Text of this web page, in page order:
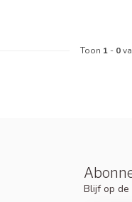
Toon 1 - 0
Blijf op de